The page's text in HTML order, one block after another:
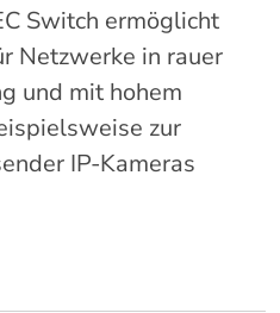
Switch ermöglicht
Netzwerke in rauer
und mit hohem
zur
IP-Kameras